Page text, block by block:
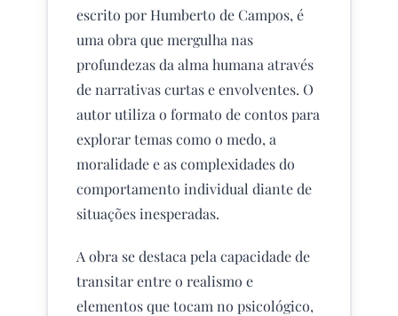
escrito por Humberto de Campos, é
uma obra que mergulha nas
profundezas da alma humana através
de narrativas curtas e envolventes. O
autor utiliza o formato de contos para
explorar temas como o medo, a
moralidade e as complexidades do
comportamento individual diante de
situações inesperadas.
A obra se destaca pela capacidade de
transitar entre o realismo e
elementos que tocam no psicológico,